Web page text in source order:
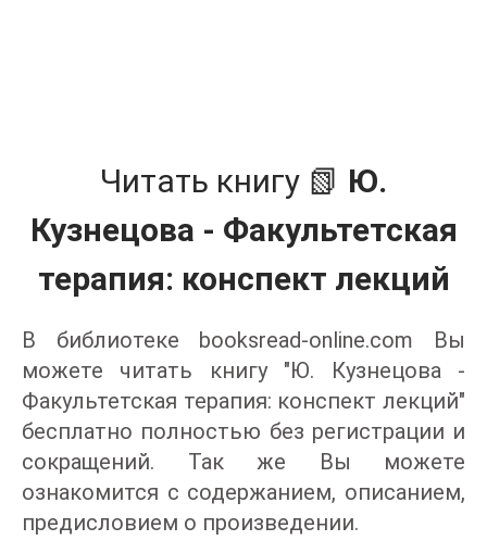
Читать книгу 📗 Ю.
Кузнецова - Факультетская
терапия: конспект лекций
В библиотеке booksread-online.com Вы
можете читать книгу "Ю. Кузнецова -
Факультетская терапия: конспект лекций"
бесплатно полностью без регистрации и
сокращений. Так же Вы можете
ознакомится с содержанием, описанием,
предисловием о произведении.